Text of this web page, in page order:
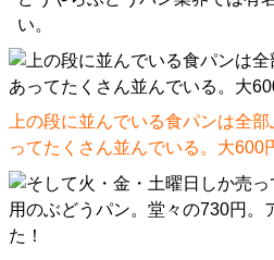
い。
上の段に並んでいる食パンは全
ってたくさん並んでいる。大600